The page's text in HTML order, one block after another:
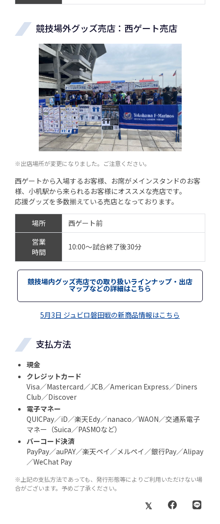
競技場外グッズ売店：西ゲート売店
※出店場所が変更になりました。ご注意ください。
西ゲートから入場するお客様、お席がメインスタンドのお客
様、小机駅から来られるお客様にオススメな売店です。
応援グッズを多数揃えている売店となっております。
場所
西ゲート前
営業
時間
10:00～試合終了後30分
競技場内グッズ売店での取り扱いラインナップ・出店
マップなどの詳細はこちら
5月3日 ジュビロ磐田戦の新商品情報はこちら
支払方法
現金
クレジットカード
Visa／Mastercard／JCB／American Express／Diners
Club／Discover
電子マネー
QUICPay／iD／楽天Edy／nanaco／WAON／交通系電子
マネー（Suica／PASMOなど）
バーコード決済
PayPay／auPAY／楽天ペイ／メルペイ／銀行Pay／Alipay
／WeChat Pay
※上記の支払方法であっても、発行形態等によりご利用いただけない場
合がございます。予めご了承ください。